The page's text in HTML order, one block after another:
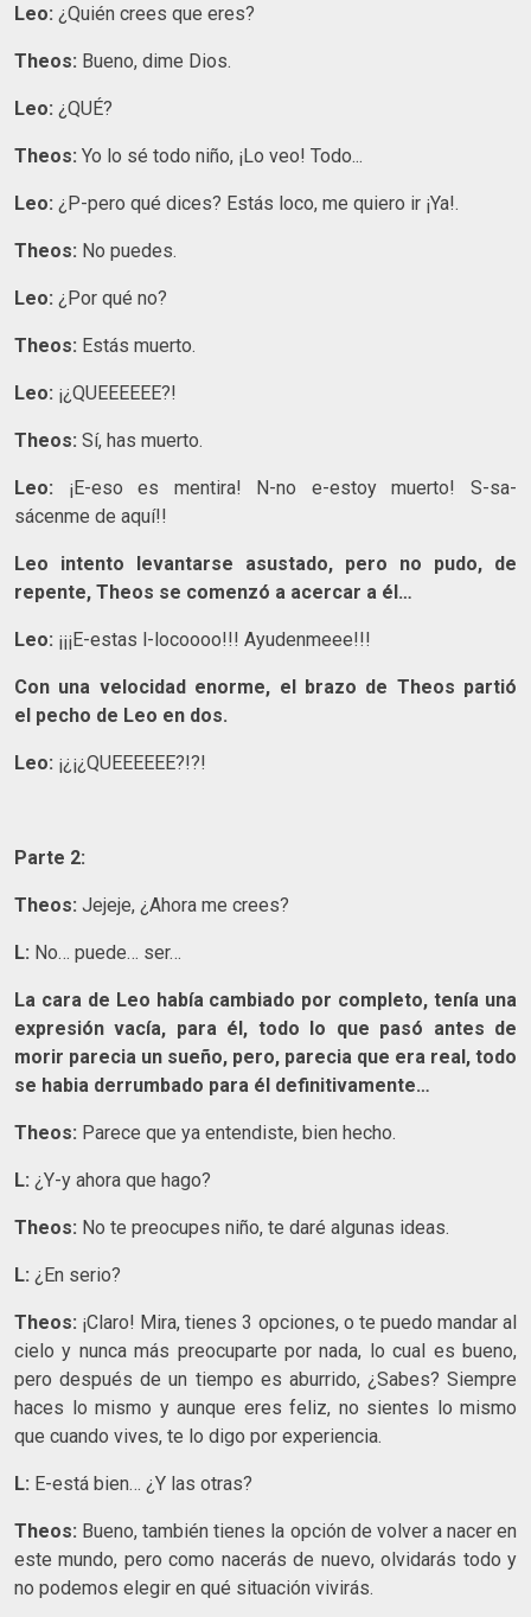
Leo: ¿Quién crees que eres?
Theos: Bueno, dime Dios.
Leo: ¿QUÉ?
Theos: Yo lo sé todo niño, ¡Lo veo! Todo...
Leo: ¿P-pero qué dices? Estás loco, me quiero ir ¡Ya!.
Theos: No puedes.
Leo: ¿Por qué no?
Theos: Estás muerto.
Leo: ¡¿QUEEEEEE?!
Theos: Sí, has muerto.
Leo: ¡E-eso es mentira! N-no e-estoy muerto! S-sa-
sácenme de aquí!!
Leo intento levantarse asustado, pero no pudo, de
repente, Theos se comenzó a acercar a él…
Leo: ¡¡¡E-estas l-locoooo!!! Ayudenmeee!!!
Con una velocidad enorme, el brazo de Theos partió
el pecho de Leo en dos.
Leo: ¡¿¡¿QUEEEEEE?!?!
Parte 2:
Theos: Jejeje, ¿Ahora me crees?
L: No… puede… ser…
La cara de Leo había cambiado por completo, tenía una
expresión vacía, para él, todo lo que pasó antes de
morir parecia un sueño, pero, parecia que era real, todo
se habia derrumbado para él definitivamente…
Theos: Parece que ya entendiste, bien hecho.
L: ¿Y-y ahora que hago?
Theos: No te preocupes niño, te daré algunas ideas.
L: ¿En serio?
Theos: ¡Claro! Mira, tienes 3 opciones, o te puedo mandar al
cielo y nunca más preocuparte por nada, lo cual es bueno,
pero después de un tiempo es aburrido, ¿Sabes? Siempre
haces lo mismo y aunque eres feliz, no sientes lo mismo
que cuando vives, te lo digo por experiencia.
L: E-está bien… ¿Y las otras?
Theos: Bueno, también tienes la opción de volver a nacer en
este mundo, pero como nacerás de nuevo, olvidarás todo y
no podemos elegir en qué situación vivirás.